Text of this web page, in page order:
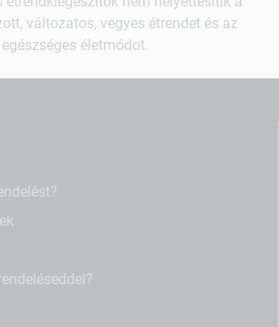
változatos, vegyes étrendet és az
egészséges életmódot.